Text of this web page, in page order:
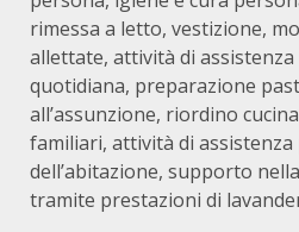
rimessa a letto, vestizione,
allettate, attività di
quotidiana, preparazione
all’assunzione, riordino
familiari, attività di assistenza
dell’abitazione, supporto
tramite prestazioni di